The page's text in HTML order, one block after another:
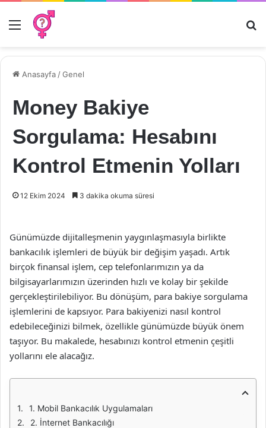
Menü
Anasayfa /Genel
Money Bakiye
Sorgulama: Hesabını
Kontrol Etmenin Yolları
12 Ekim 2024 3 dakika okuma süresi
Günümüzde dijitalleşmenin yaygınlaşmasıyla birlikte
bankacılık işlemleri de büyük bir değişim yaşadı. Artık
birçok finansal işlem, cep telefonlarımızın ya da
bilgisayarlarımızın üzerinden hızlı ve kolay bir şekilde
gerçekleştirilebiliyor. Bu dönüşüm, para bakiye sorgulama
işlemlerini de kapsıyor. Para bakiyenizi nasıl kontrol
edebileceğinizi bilmek, özellikle günümüzde büyük önem
taşıyor. Bu makalede, hesabınızı kontrol etmenin çeşitli
yollarını ele alacağız.
1. Mobil Bankacılık Uygulamaları
2. İnternet Bankacılığı